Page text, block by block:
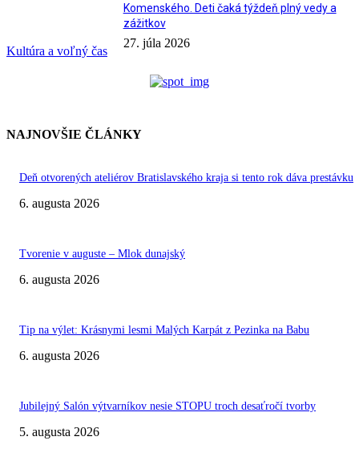
Kultúra a voľný čas
Komenského. Deti čaká týždeň plný vedy a
zážitkov
27. júla 2026
NAJNOVŠIE ČLÁNKY
Deň otvorených ateliérov Bratislavského kraja si tento rok dáva prestávku
6. augusta 2026
Tvorenie v auguste – Mlok dunajský
6. augusta 2026
Tip na výlet: Krásnymi lesmi Malých Karpát z Pezinka na Babu
6. augusta 2026
Jubilejný Salón výtvarníkov nesie STOPU troch desaťročí tvorby
5. augusta 2026